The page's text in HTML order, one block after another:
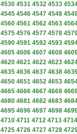
4530 4531 4532 4533
4545 4546 4547 4548
4560 4561 4562 4563
4575 4576 4577 4578
4590 4591 4592 4593
4605 4606 4607 4608
4620 4621 4622 4623
4635 4636 4637 4638
4650 4651 4652 4653
4665 4666 4667 4668
4680 4681 4682 4683
4695 4696 4697 4698
4710 4711 4712 4713 4714
4725 4726 4727 4728